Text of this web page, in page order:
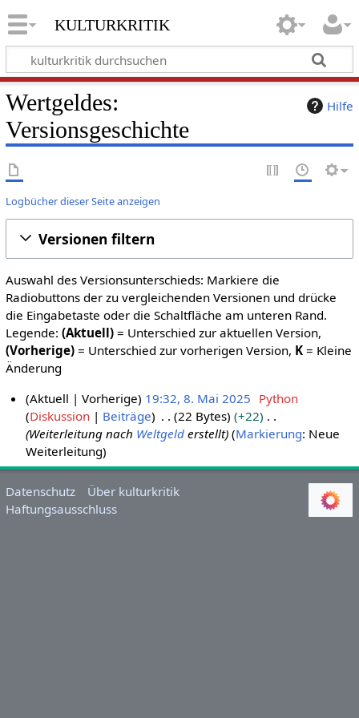
kulturkritik
Hilfe
Wertgeldes:
Versionsgeschichte
Logbücher dieser Seite anzeigen
Versionen filtern
Auswahl des Versionsunterschieds: Markiere die
Radiobuttons der zu vergleichenden Versionen und drücke
die Eingabetaste oder die Schaltfläche am unteren Rand.
Legende: (Aktuell)= Unterschied zur aktuellen Version,
(Vorherige)= Unterschied zur vorherigen Version, K= Kleine
Änderung
a
i
2
Aktuell Vorherige 19:32, 8. Mai 2025 Python
Diskussion
Beiträge 22 Bytes
+22
Weiterleitung nach Weltgeld erstellt Markierung: Neue
Weiterleitung
Datenschutz
Über kulturkritik
Haftungsausschluss